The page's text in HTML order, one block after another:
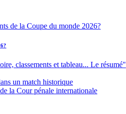
classements et tableau... Le résumé"
un match historique
la Cour pénale internationale